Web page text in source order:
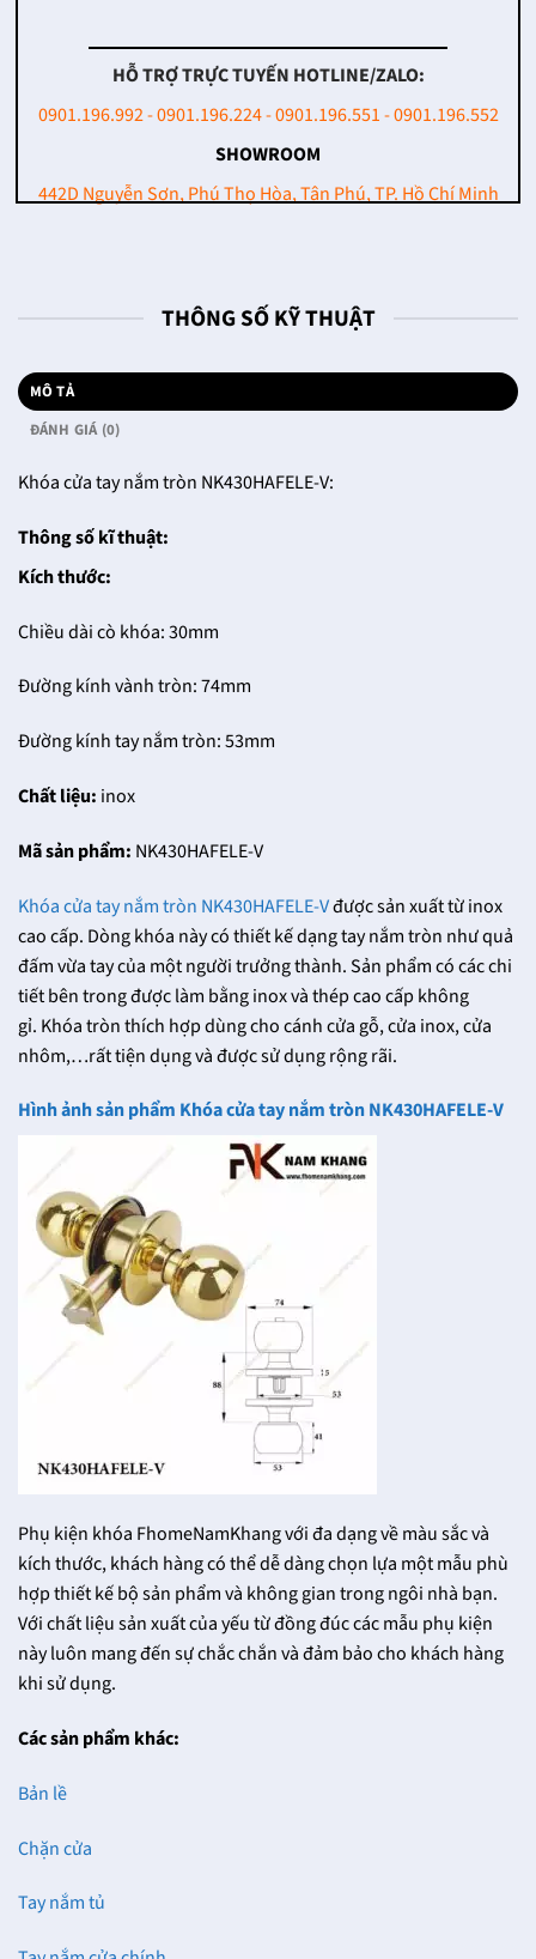
HỖ TRỢ TRỰC TUYẾN HOTLINE/ZALO:
0901.196.992 - 0901.196.224 - 0901.196.551 - 0901.196.552
SHOWROOM
442D Nguyễn Sơn, Phú Thọ Hòa, Tân Phú, TP. Hồ Chí Minh
THÔNG SỐ KỸ THUẬT
MÔ TẢ
ĐÁNH GIÁ (0)
Khóa cửa tay nắm tròn NK430HAFELE-V:
Thông số kĩ thuật:
Kích thước:
Chiều dài cò khóa: 30mm
Đường kính vành tròn: 74mm
Đường kính tay nắm tròn: 53mm
Chất liệu: inox
Mã sản phẩm: NK430HAFELE-V
Khóa cửa tay nắm tròn NK430HAFELE-Vđược sản xuất từ inox
cao cấp. Dòng khóa này có thiết kế dạng tay nắm tròn như quả
đấm vừa tay của một người trưởng thành. Sản phẩm có các chi
tiết bên trong được làm bằng inox và thép cao cấp không
gỉ. Khóa tròn thích hợp dùng cho cánh cửa gỗ, cửa inox, cửa
nhôm,…rất tiện dụng và được sử dụng rộng rãi.
Hình ảnh sản phẩm Khóa cửa tay nắm tròn NK430HAFELE-V
Phụ kiện khóa FhomeNamKhang với đa dạng về màu sắc và
kích thước, khách hàng có thể dễ dàng chọn lựa một mẫu phù
hợp thiết kế bộ sản phẩm và không gian trong ngôi nhà bạn.
Với chất liệu sản xuất của yếu từ đồng đúc các mẫu phụ kiện
này luôn mang đến sự chắc chắn và đảm bảo cho khách hàng
khi sử dụng.
Các sản phẩm khác:
Bản lề
Chặn cửa
Tay nắm tủ